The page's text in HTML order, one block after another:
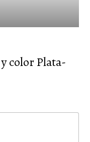
color Plata-